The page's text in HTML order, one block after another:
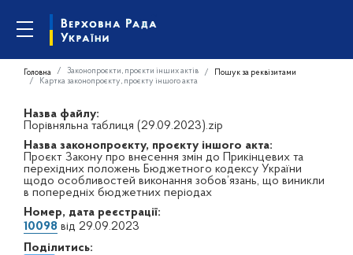
Головна Законопроєкти, проєкти інших актів
Пошук за реквізитами
Картка законопроєкту, проєкту іншого акта
Назва файлу:
Порівняльна таблиця (29.09.2023).zip
Назва законопроєкту, проєкту іншого акта:
Проєкт Закону про внесення змін до Прикінцевих та
перехідних положень Бюджетного кодексу України
щодо особливостей виконання зобов’язань, що виникли
в попередніх бюджетних періодах
Номер, дата реєстрації:
10098 від 29.09.2023
Поділитись: